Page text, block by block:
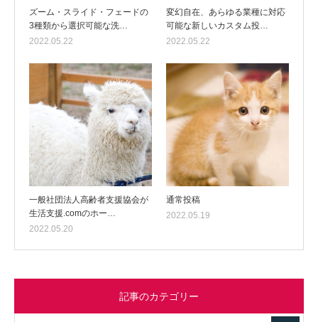
ズーム・スライド・フェードの
3種類から選択可能な洗…
2022.05.22
変幻自在、あらゆる業種に対応
可能な新しいカスタム投…
2022.05.22
一般社団法人高齢者支援協会が
生活支援.comのホー…
2022.05.20
通常投稿
2022.05.19
記事のカテゴリー